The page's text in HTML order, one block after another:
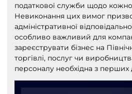
податкової служби щодо
Невиконання цих вимог
адміністративної
особливо важливий для
зареєструвати бізнес на
торгівлі, послуг чи
персоналу необхідна з перших